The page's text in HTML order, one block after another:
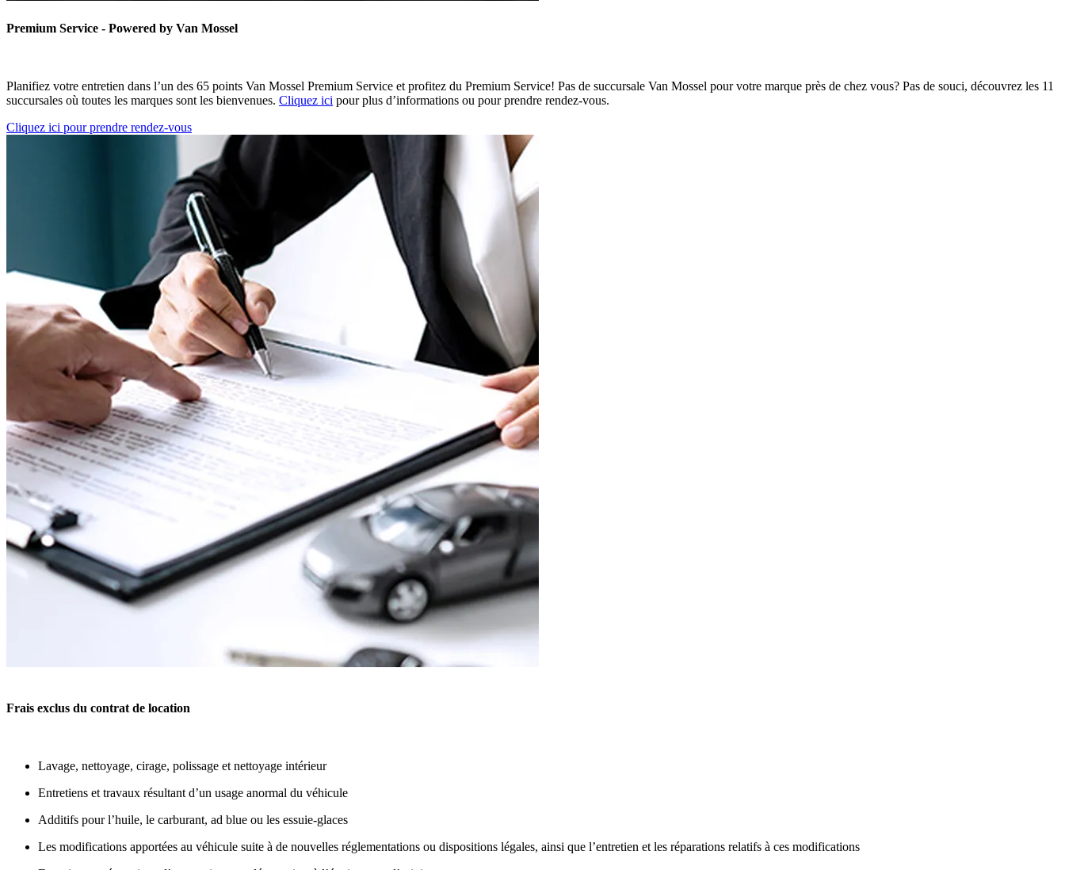
Premium Service - Powered by Van Mossel
Planifiez votre entretien dans l’un des 65 points Van Mossel Premium Service et profitez du Premium Service! Pas de succursale Van Mossel pour votre marque près de chez vous? Pas de souci, découvrez les 11
succursales où toutes les marques sont les bienvenues. Cliquez ici pour plus d’informations ou pour prendre rendez-vous.
Cliquez ici pour prendre rendez-vous
Frais exclus du contrat de location
Lavage, nettoyage, cirage, polissage et nettoyage intérieur
Entretiens et travaux résultant d’un usage anormal du véhicule
Additifs pour l’huile, le carburant, ad blue ou les essuie-glaces
Les modifications apportées au véhicule suite à de nouvelles réglementations ou dispositions légales, ainsi que l’entretien et les réparations relatifs à ces modifications